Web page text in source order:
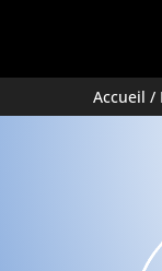
Accueil /